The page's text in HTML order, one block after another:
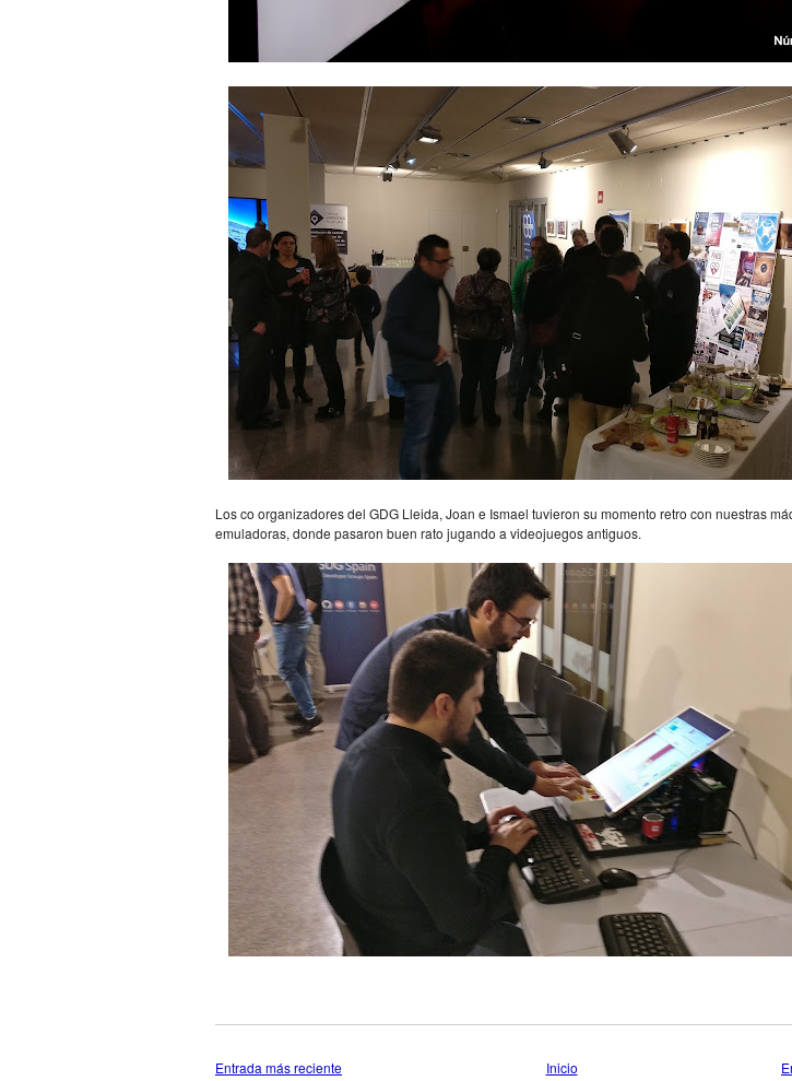
Los co organizadores del GDG Lleida, Joan e Ismael tuvieron su momento retro con nuestras
emuladoras, donde pasaron buen rato jugando a videojuegos antiguos.
Entrada más reciente Inicio